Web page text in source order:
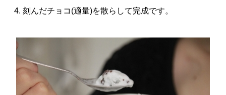
刻んだチョコ(適量)を散らして完成です。